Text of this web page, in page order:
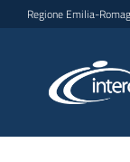
Vai al contenuto
Vai alla navigazione
Vai al footer
Regione Emilia-